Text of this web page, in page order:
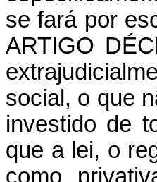
se fará por
ARTIGO
social, o que
investido de
que a lei, o
como